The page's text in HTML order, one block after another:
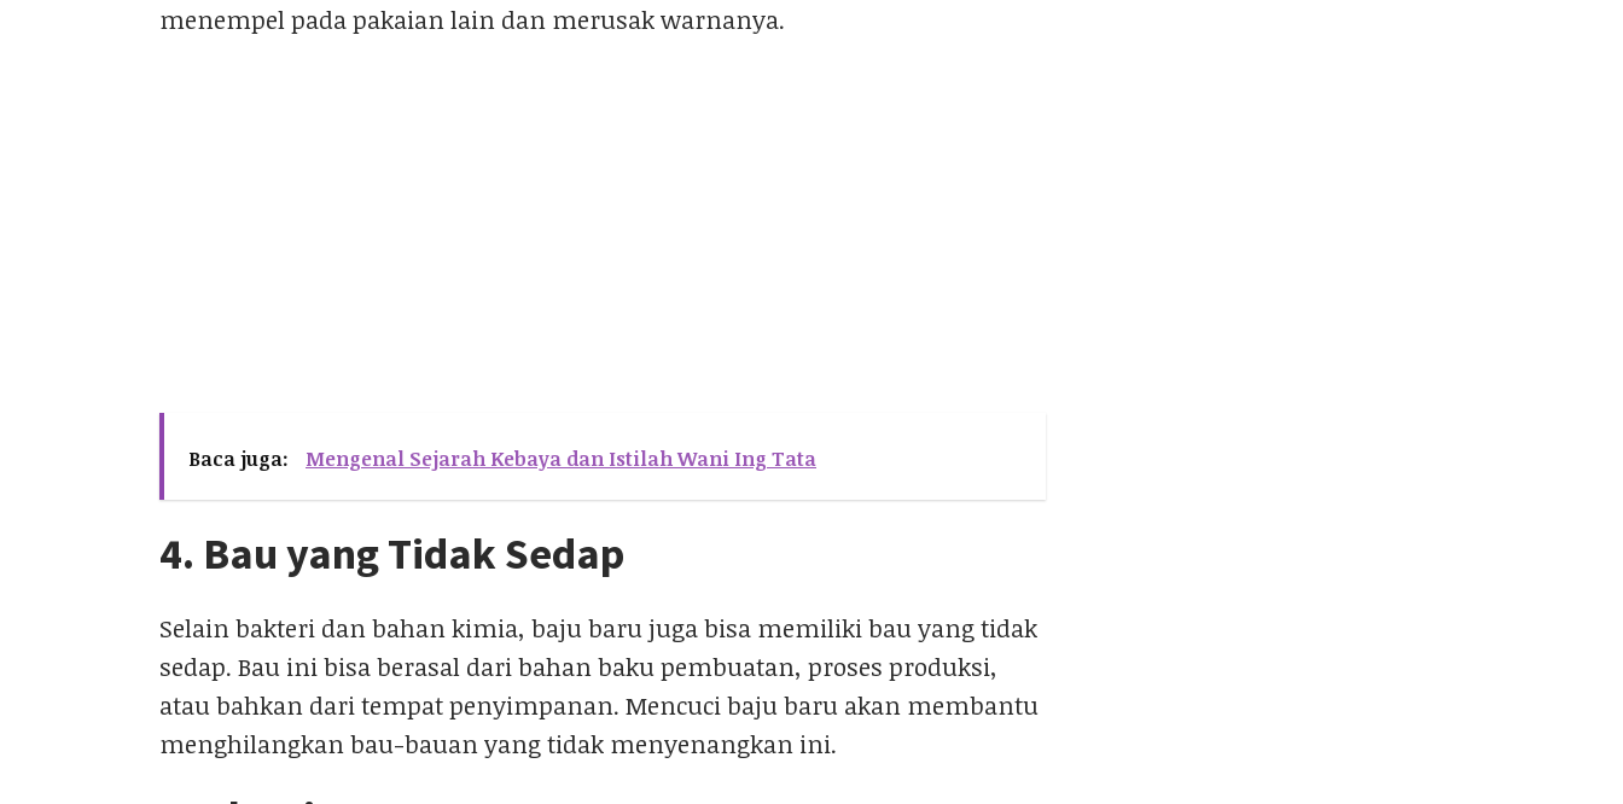
menempel pada pakaian lain dan merusak warnanya.
Baca juga: Mengenal Sejarah Kebaya dan Istilah Wani Ing Tata
4. Bau yang Tidak Sedap
Selain bakteri dan bahan kimia, baju baru juga bisa memiliki bau yang tidak
sedap. Bau ini bisa berasal dari bahan baku pembuatan, proses produksi,
atau bahkan dari tempat penyimpanan. Mencuci baju baru akan membantu
menghilangkan bau-bauan yang tidak menyenangkan ini.